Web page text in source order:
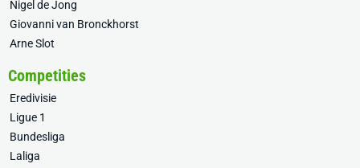
Nigel de Jong
Giovanni van Bronckhorst
Arne Slot
Competities
Eredivisie
Ligue 1
Bundesliga
Laliga